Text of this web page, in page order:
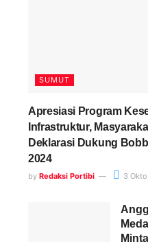
SUMUT
Apresiasi Program
Infrastruktur,
Deklarasi Dukung
2024
by Redaksi Portibi 3